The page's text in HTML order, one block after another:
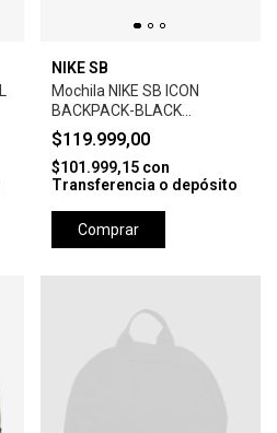
NIKE SB
Mochila NIKE SB ICON
BACKPACK-BLACK
ANTHRACITE
$119.999,00
$101.999,15 con
Transferencia o depósito
Comprar